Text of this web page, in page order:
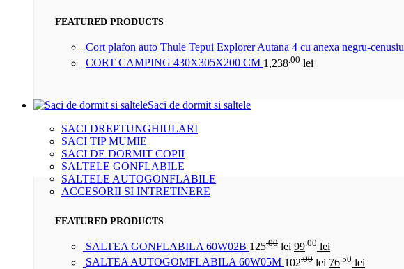
FEATURED PRODUCTS
Cort plafon auto Thule Tepui Explorer Autana 4 cu anexa negru-cenusiu
CORT CAMPING 430X305X200 CM 1,238 .00 lei
Saci de dormit si saltele
SACI DREPTUNGHIULARI
SACI TIP MUMIE
SACI DE DORMIT COPII
SALTELE GONFLABILE
SALTELE AUTOGONFLABILE
ACCESORII SI INTRETINERE
FEATURED PRODUCTS
SALTEA GONFLABILA 60W02B 125.00 lei 99.00 lei
SALTEA AUTOGOMFLABILA 60W05M 102.00 lei 76 .50 lei